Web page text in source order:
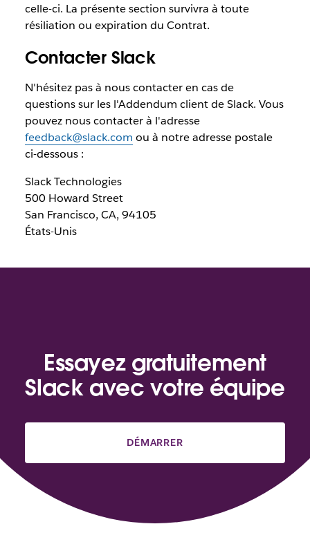
celle-ci. La présente section survivra à toute
résiliation ou expiration du Contrat.
Contacter Slack
N'hésitez pas à nous contacter en cas de
questions sur les l'Addendum client de Slack. Vous
pouvez nous contacter à l'adresse
feedback@slack.com ou à notre adresse postale
ci-dessous :
Slack Technologies
500 Howard Street
San Francisco, CA, 94105
États-Unis
Essayez gratuitement
Slack avec votre équipe
DÉMARRER